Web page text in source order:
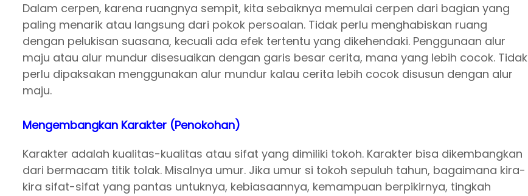
Dalam cerpen, karena ruangnya sempit, kita sebaiknya memulai cerpen dari bagian yang
paling menarik atau langsung dari pokok persoalan. Tidak perlu menghabiskan ruang
dengan pelukisan suasana, kecuali ada efek tertentu yang dikehendaki. Penggunaan alur
maju atau alur mundur disesuaikan dengan garis besar cerita, mana yang lebih cocok. Tidak
perlu dipaksakan menggunakan alur mundur kalau cerita lebih cocok disusun dengan alur
maju.
Mengembangkan Karakter (Penokohan)
Karakter adalah kualitas-kualitas atau sifat yang dimiliki tokoh. Karakter bisa dikembangkan
dari bermacam titik tolak. Misalnya umur. Jika umur si tokoh sepuluh tahun, bagaimana kira-
kira sifat-sifat yang pantas untuknya, kebiasaannya, kemampuan berpikirnya, tingkah